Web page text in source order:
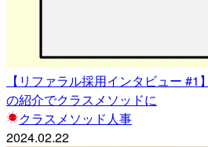
【リファラル採用インタビュー
の紹介でクラスメソッドに
クラスメソッド人事
2024.02.22